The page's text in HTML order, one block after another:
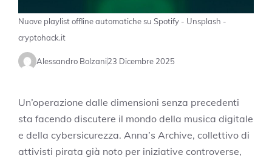
Nuove playlist offline automatiche su Spotify - Unsplash -
cryptohack.it
Alessandro Bolzani23 Dicembre 2025
Un’operazione dalle dimensioni senza precedenti
sta facendo discutere il mondo della musica digitale
e della cybersicurezza. Anna’s Archive, collettivo di
attivisti pirata già noto per iniziative controverse,